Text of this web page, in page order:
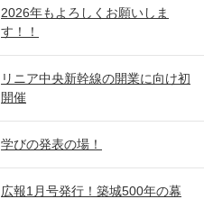
2026年もよろしくお願いしま
す！！
リニア中央新幹線の開業に向け初
開催
学びの発表の場！
広報1月号発行！築城500年の幕